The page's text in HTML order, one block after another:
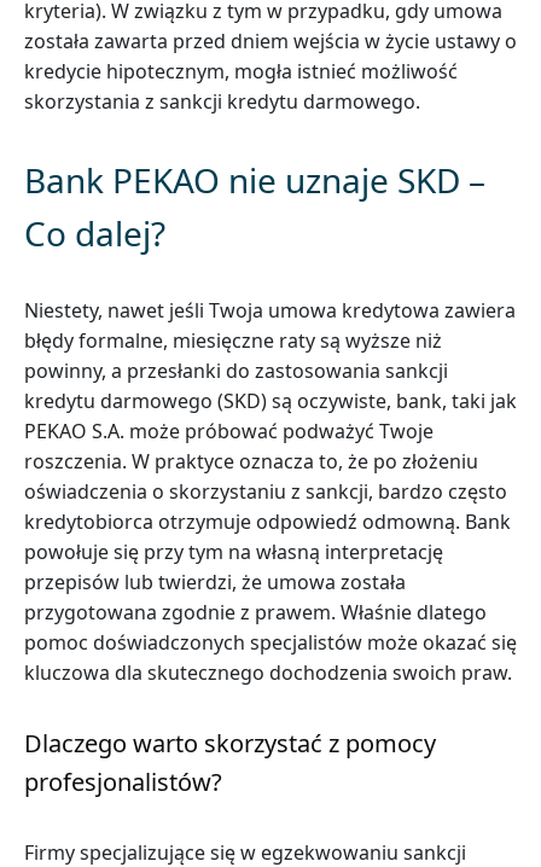
kryteria). W związku z tym w przypadku, gdy umowa
została zawarta przed dniem wejścia w życie ustawy o
kredycie hipotecznym, mogła istnieć możliwość
skorzystania z sankcji kredytu darmowego.
Bank PEKAO nie uznaje SKD –
Co dalej?
Niestety, nawet jeśli Twoja umowa kredytowa zawiera
błędy formalne, miesięczne raty są wyższe niż
powinny, a przesłanki do zastosowania sankcji
kredytu darmowego (SKD) są oczywiste, bank, taki jak
PEKAO S.A. może próbować podważyć Twoje
roszczenia. W praktyce oznacza to, że po złożeniu
oświadczenia o skorzystaniu z sankcji, bardzo często
kredytobiorca otrzymuje odpowiedź odmowną. Bank
powołuje się przy tym na własną interpretację
przepisów lub twierdzi, że umowa została
przygotowana zgodnie z prawem. Właśnie dlatego
pomoc doświadczonych specjalistów może okazać się
kluczowa dla skutecznego dochodzenia swoich praw.
Dlaczego warto skorzystać z pomocy
profesjonalistów?
Firmy specjalizujące się w egzekwowaniu sankcji